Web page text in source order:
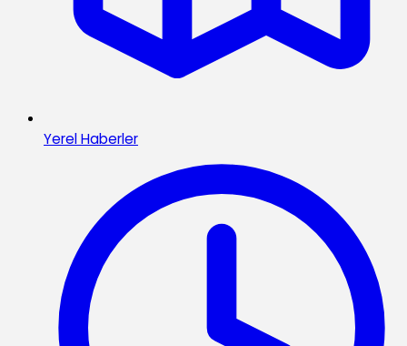
Yerel Haberler